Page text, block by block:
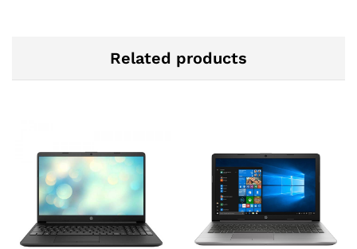
Related products